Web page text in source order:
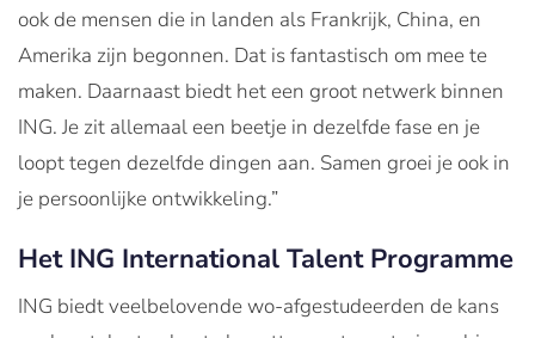
ook de mensen die in landen als Frankrijk, China, en
Amerika zijn begonnen. Dat is fantastisch om mee te
maken. Daarnaast biedt het een groot netwerk binnen
ING. Je zit allemaal een beetje in dezelfde fase en je
loopt tegen dezelfde dingen aan. Samen groei je ook in
je persoonlijke ontwikkeling.”
Het ING International Talent Programme
ING biedt veelbelovende wo-afgestudeerden de kans